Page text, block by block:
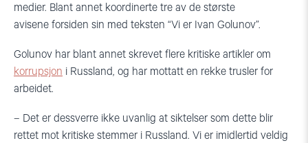
medier. Blant annet koordinerte tre av de største
avisene forsiden sin med teksten “Vi er Ivan Golunov”.
Golunov har blant annet skrevet flere kritiske artikler om
korrupsjon i Russland, og har mottatt en rekke trusler for
arbeidet.
– Det er dessverre ikke uvanlig at siktelser som dette blir
rettet mot kritiske stemmer i Russland. Vi er imidlertid veldig